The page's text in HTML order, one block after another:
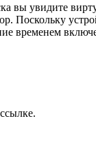
вы увидите
Поскольку
временем